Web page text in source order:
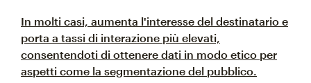
In molti casi, aumenta l'interesse del destinatario e
porta a tassi di interazione più elevati,
consentendoti di ottenere dati in modo etico per
aspetti come la segmentazione del pubblico.